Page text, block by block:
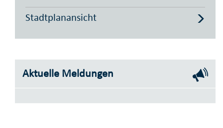
Stadtplanansicht
Aktuelle Meldungen